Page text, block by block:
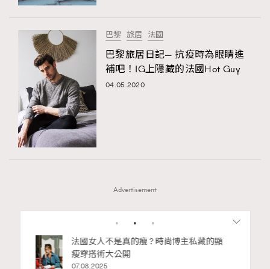
巴黎 旅居 法國
巴黎旅居日記— 抗疫時為眼睛進
補吧！IG上隱藏的法國Hot Guy
04.05.2020
Advertisement
1 2
別再用酒精消毒皮革！6個清潔手袋小技
巧，讓你更愛惜你的手袋
02.06.2025